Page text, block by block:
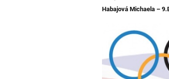
Habajová Michaela –